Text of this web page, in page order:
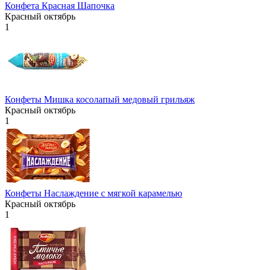
Конфета Красная Шапочка
Красный октябрь
1
Конфеты Мишка косолапый медовый грильяж
Красный октябрь
1
Конфеты Наслаждение с мягкой карамелью
Красный октябрь
1